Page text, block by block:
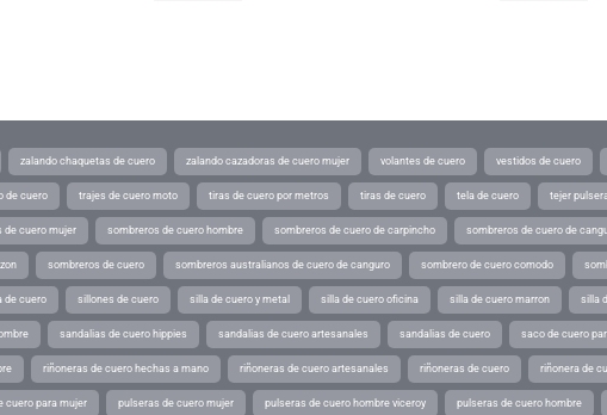
zalando chaquetas de cuero zalando cazadoras de cuero mujer volantes de cuero vestidos de cuero
de cuero trajes de cuero moto tiras de cuero por metros tiras de cuero tela de cuero tejer
de cuero mujer sombreros de cuero hombre sombreros de cuero de carpincho sombreros de cuero de
sombreros de cuero sombreros australianos de cuero de canguro sombrero de cuero comodo
de cuero sillones de cuero silla de cuero y metal silla de cuero oficina silla de cuero marron silla
sandalias de cuero hippies sandalias de cuero artesanales sandalias de cuero saco de cuero
riñoneras de cuero hechas a mano riñoneras de cuero artesanales riñoneras de cuero riñonera de
cuero para mujer pulseras de cuero mujer pulseras de cuero hombre viceroy pulseras de cuero hombre